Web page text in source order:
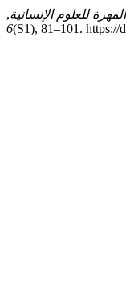
للعلوم الإنسانية,
6(S1), 81–101. https://